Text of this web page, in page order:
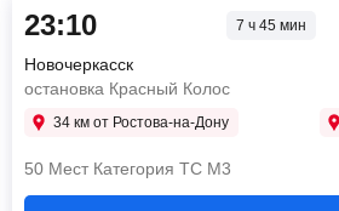
23:10 7 ч 45 мин
Новочеркасск
остановка Красный Колос
34 км от Ростова-на-Дону
50 Мест Категория ТС М3